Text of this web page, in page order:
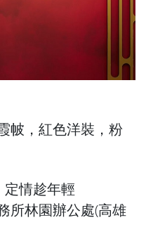
帔，紅色洋裝，粉
定情趁年輕
所林園辦公處(高雄